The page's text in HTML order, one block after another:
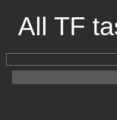
All TF